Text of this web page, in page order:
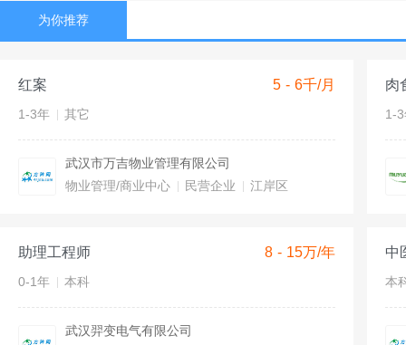
为你推荐
红案 5 - 6千/月
1-3年 其它
武汉市万吉物业管理有限公司
物业管理/商业中心
民营企业 江岸区
肉
1-
助理工程师 8 - 15万/年
0-1年 本科
武汉羿变电气有限公司
中
本